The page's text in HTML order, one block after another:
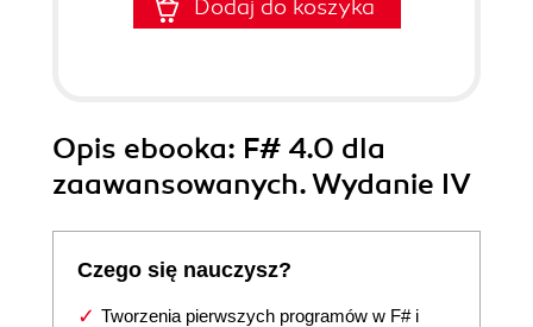
Dodaj do koszyka
Opis ebooka: F# 4.0 dla
zaawansowanych. Wydanie IV
Czego się nauczysz?
Tworzenia pierwszych programów w F# i